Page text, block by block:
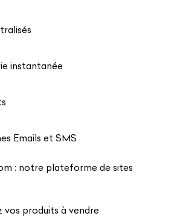
instantanée
Emails et SMS
: notre plateforme de sites
vos produits à vendre